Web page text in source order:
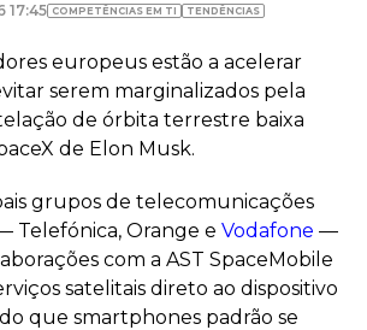
17:45 COMPETÊNCIAS EM TI TENDÊNCIAS
europeus estão a acelerar
serem marginalizados pela
de órbita terrestre baixa
de Elon Musk.
grupos de telecomunicações
Telefónica, Orange e Vodafone —
com a AST SpaceMobile
satelitais direto ao dispositivo
que smartphones padrão se